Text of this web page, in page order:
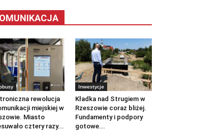
rewolucja
miejskiej w
Miasto
cztery razy...
Inwestycje
Kładka nad Strugiem w
Rzeszowie coraz bliżej.
Fundamenty i podpory
gotowe...